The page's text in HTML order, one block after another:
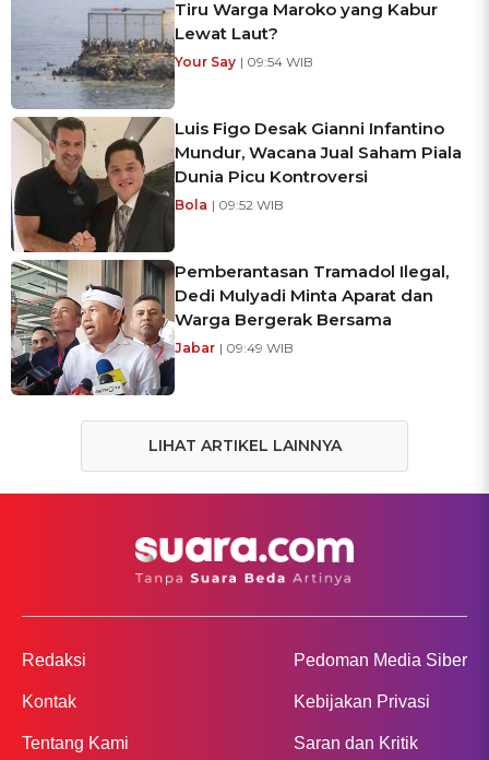
Tiru Warga Maroko yang Kabur
Lewat Laut?
Your Say | 09:54 WIB
Luis Figo Desak Gianni Infantino
Mundur, Wacana Jual Saham Piala
Dunia Picu Kontroversi
Bola | 09:52 WIB
Pemberantasan Tramadol Ilegal,
Dedi Mulyadi Minta Aparat dan
Warga Bergerak Bersama
Jabar | 09:49 WIB
LIHAT ARTIKEL LAINNYA
Redaksi
Kontak
Tentang Kami
Pedoman Media Siber
Kebijakan Privasi
Saran dan Kritik